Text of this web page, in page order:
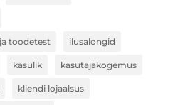
toodetest ilusalongid
kasulik kasutajakogemus
kliendi lojaalsus